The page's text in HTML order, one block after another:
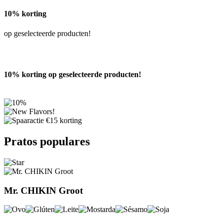
10% korting
op geselecteerde producten!
10% korting op geselecteerde producten!
Pratos populares
Mr. CHIKIN Groot